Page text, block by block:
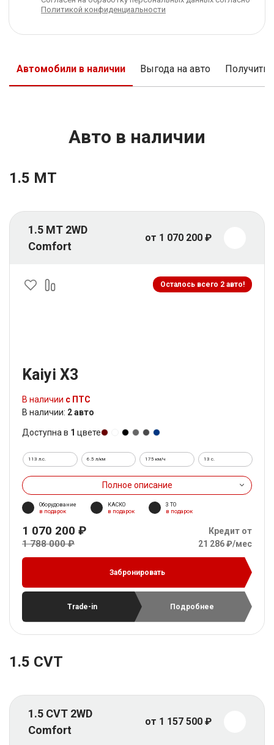
Политикой конфиденциальности
Автомобили в наличии Выгода на авто Получить
Авто в наличии
1.5 MT
1.5 MT 2WD
Comfort
от 1 070 200 ₽
Осталось всего 2 авто!
Kaiyi X3
В наличии с ПТС
В наличии: 2 авто
Доступна в 1 цвете
113 л.с. 6.5 л/км 175 км/ч 13 c.
Полное описание
Оборудование
в подарок
КАСКО
в подарок
3 ТО
в подарок
1 070 200 ₽
1 788 000 ₽
Кредит от
21 286 ₽/мес
Забронировать
Trade-in Подробнее
1.5 CVT
1.5 CVT 2WD
Comfort
от 1 157 500 ₽